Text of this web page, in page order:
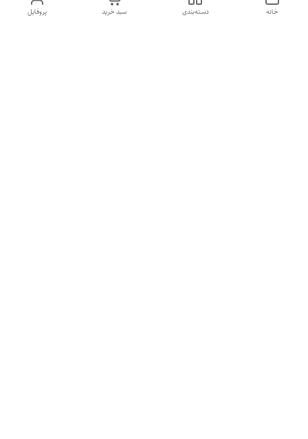
پروفایل سبد خرید دسته‌بندی خانه